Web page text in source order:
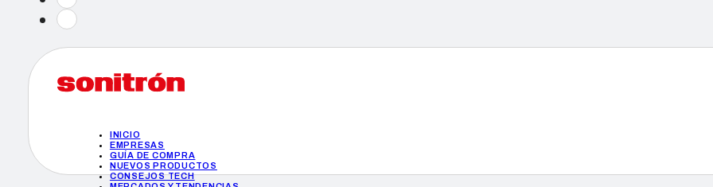
INICIO
EMPRESAS
GUÍA DE COMPRA
NUEVOS PRODUCTOS
CONSEJOS TECH